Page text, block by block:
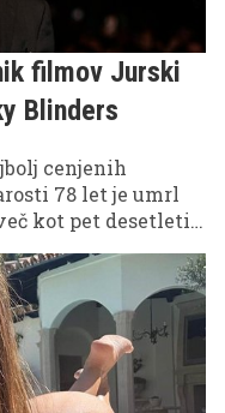
filmov Jurski
Blinders
cenjenih
78 let je umrl
kot pet desetletij
vloge in
osebnosti svetovne